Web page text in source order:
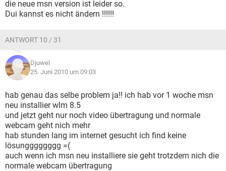
die neue msn version ist leider so.
Dui kannst es nicht ändern !!!!!!
ANTWORT 10 / 31
Djuwel
25. Juni 2010 um 09:03
hab genau das selbe problem ja!! ich hab vor 1 woche msn
neu installier wlm 8.5
und jetzt geht nur noch video übertragung und normale
webcam geht nich mehr
hab stunden lang im internet gesucht ich find keine
lösungggggggg =(
auch wenn ich msn neu installiere sie geht trotzdem nich die
normale webcam übertragung